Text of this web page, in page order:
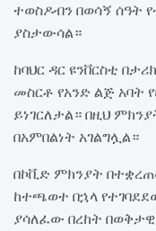
ተወስዶብን በወሳኝ ሰዓት
ያስታውሳል።
ከባህር ዳር ዩንቨርስቲ
መስርቶ የአንድ ልጅ አባት
ይነገርለታል። በዚህ
በአምበልነት አገልግሏል።
በኮቪድ ምክንያት
ከተጫወተ በኋላ
ያሳለፈው በረከት